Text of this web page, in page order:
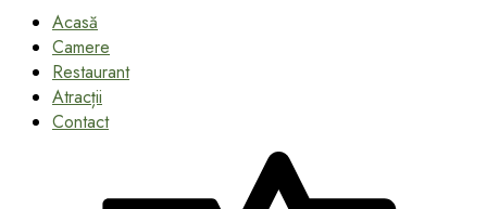
Acasă
Camere
Restaurant
Atracții
Contact